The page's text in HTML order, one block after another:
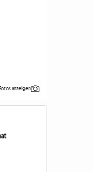
anzeigen